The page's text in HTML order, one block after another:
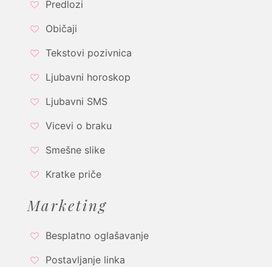
Predlozi
Običaji
Tekstovi pozivnica
Ljubavni horoskop
Ljubavni SMS
Vicevi o braku
Smešne slike
Kratke priče
Marketing
Besplatno oglašavanje
Postavljanje linka